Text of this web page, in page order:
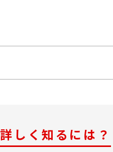
しく知るには？